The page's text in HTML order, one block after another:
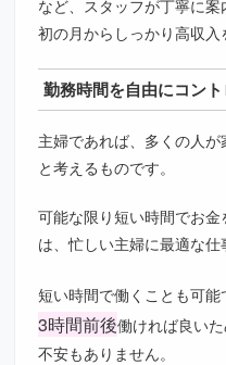
など、スタッフが丁寧に
初の月からしっかり高収入
勤務時間を自由にコン
主婦であれば、多くの人
と考えるものです。
可能な限り短い時間でお
は、忙しい主婦に最適な仕
短い時間で働くことも可能
3時間前後働ければ良い
不安もありません。